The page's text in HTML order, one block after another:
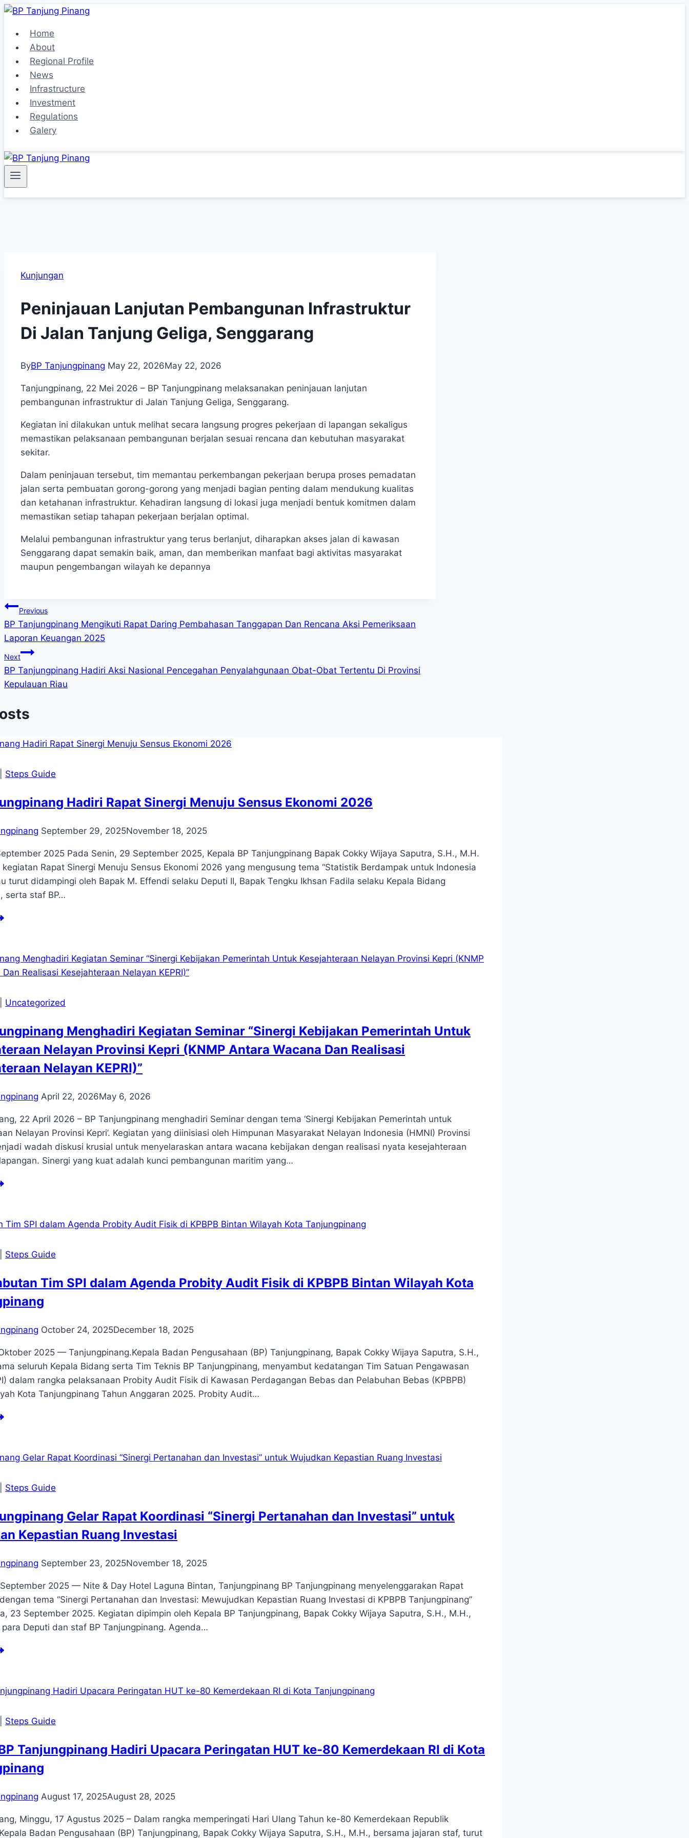
Skip
contentHome
About
Regional Profile
News
Infrastructure
Investment
Regulations
Galery
Kunjungan
Peninjauan Lanjutan Pembangunan Infrastruktur
Di Jalan Tanjung Geliga, Senggarang
ByBP Tanjungpinang May 22, 2026May 22, 2026
Tanjungpinang, 22 Mei 2026 – BP Tanjungpinang melaksanakan peninjauan lanjutan
pembangunan infrastruktur di Jalan Tanjung Geliga, Senggarang.
Kegiatan ini dilakukan untuk melihat secara langsung progres pekerjaan di lapangan sekaligus
memastikan pelaksanaan pembangunan berjalan sesuai rencana dan kebutuhan masyarakat
sekitar.
Dalam peninjauan tersebut, tim memantau perkembangan pekerjaan berupa proses pemadatan
jalan serta pembuatan gorong-gorong yang menjadi bagian penting dalam mendukung kualitas
dan ketahanan infrastruktur. Kehadiran langsung di lokasi juga menjadi bentuk komitmen dalam
memastikan setiap tahapan pekerjaan berjalan optimal.
Melalui pembangunan infrastruktur yang terus berlanjut, diharapkan akses jalan di kawasan
Senggarang dapat semakin baik, aman, dan memberikan manfaat bagi aktivitas masyarakat
maupun pengembangan wilayah ke depannya
Post
navigation
Previous
BP Tanjungpinang Mengikuti Rapat Daring Pembahasan Tanggapan Dan Rencana Aksi Pemeriksaan
Laporan Keuangan 2025
Next
BP Tanjungpinang Hadiri Aksi Nasional Pencegahan Penyalahgunaan Obat-Obat Tertentu Di Provinsi
Kepulauan Riau
Steps Guide
Hadiri Rapat Sinergi Menuju Sensus Ekonomi 2026
September 29, 2025November 18, 2025
2025 Pada Senin, 29 September 2025, Kepala BP Tanjungpinang Bapak Cokky Wijaya Saputra, S.H., M.H.
Rapat Sinergi Menuju Sensus Ekonomi 2026 yang mengusung tema “Statistik Berdampak untuk Indonesia
turut didampingi oleh Bapak M. Effendi selaku Deputi II, Bapak Tengku Ikhsan Fadila selaku Kepala Bidang
serta staf BP…
Uncategorized
Menghadiri Kegiatan Seminar “Sinergi Kebijakan Pemerintah Untuk
Nelayan Provinsi Kepri (KNMP Antara Wacana Dan Realisasi
Nelayan KEPRI)”
April 22, 2026May 6, 2026
22 April 2026 – BP Tanjungpinang menghadiri Seminar dengan tema ‘Sinergi Kebijakan Pemerintah untuk
Nelayan Provinsi Kepri’. Kegiatan yang diinisiasi oleh Himpunan Masyarakat Nelayan Indonesia (HMNI) Provinsi
wadah diskusi krusial untuk menyelaraskan antara wacana kebijakan dengan realisasi nyata kesejahteraan
Sinergi yang kuat adalah kunci pembangunan maritim yang…
Steps Guide
Tim SPI dalam Agenda Probity Audit Fisik di KPBPB Bintan Wilayah Kota
October 24, 2025December 18, 2025
2025 — Tanjungpinang.Kepala Badan Pengusahaan (BP) Tanjungpinang, Bapak Cokky Wijaya Saputra, S.H.,
seluruh Kepala Bidang serta Tim Teknis BP Tanjungpinang, menyambut kedatangan Tim Satuan Pengawasan
dalam rangka pelaksanaan Probity Audit Fisik di Kawasan Perdagangan Bebas dan Pelabuhan Bebas (KPBPB)
Kota Tanjungpinang Tahun Anggaran 2025. Probity Audit…
Steps Guide
Gelar Rapat Koordinasi “Sinergi Pertanahan dan Investasi” untuk
Kepastian Ruang Investasi
September 23, 2025November 18, 2025
2025 — Nite & Day Hotel Laguna Bintan, Tanjungpinang BP Tanjungpinang menyelenggarakan Rapat
tema “Sinergi Pertanahan dan Investasi: Mewujudkan Kepastian Ruang Investasi di KPBPB Tanjungpinang”
23 September 2025. Kegiatan dipimpin oleh Kepala BP Tanjungpinang, Bapak Cokky Wijaya Saputra, S.H., M.H.,
Deputi dan staf BP Tanjungpinang. Agenda…
Steps Guide
Tanjungpinang Hadiri Upacara Peringatan HUT ke-80 Kemerdekaan RI di Kota
August 17, 2025August 28, 2025
Minggu, 17 Agustus 2025 – Dalam rangka memperingati Hari Ulang Tahun ke-80 Kemerdekaan Republik
Badan Pengusahaan (BP) Tanjungpinang, Bapak Cokky Wijaya Saputra, S.H., M.H., bersama jajaran staf, turut